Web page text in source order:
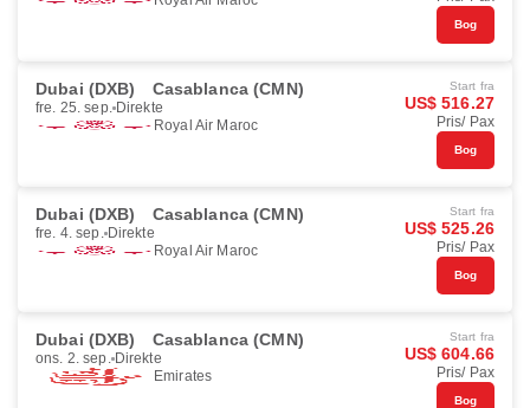
Bog
Dubai (DXB) Casablanca (CMN)
fre. 25. sep. Direkte
Royal Air Maroc
Start fra
US$ 516.27
Pris/ Pax
Bog
Dubai (DXB) Casablanca (CMN)
fre. 4. sep. Direkte
Royal Air Maroc
Start fra
US$ 525.26
Pris/ Pax
Bog
Dubai (DXB) Casablanca (CMN)
ons. 2. sep. Direkte
Emirates
Start fra
US$ 604.66
Pris/ Pax
Bog